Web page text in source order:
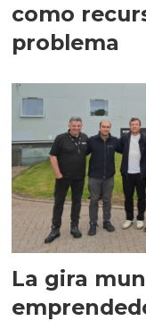
como
problema
La gira